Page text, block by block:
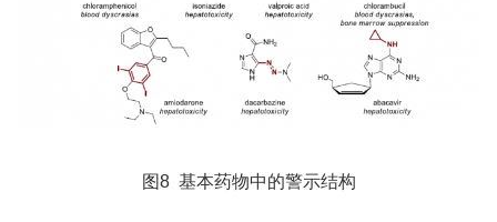
图8 基本药物中的警示结构